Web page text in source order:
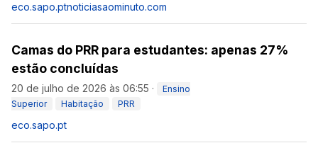
eco.sapo.ptnoticiasaominuto.com
Camas do PRR para estudantes: apenas 27%
estão concluídas
20 de julho de 2026 às 06:55 ·
Ensino
Superior
Habitação PRR
eco.sapo.pt